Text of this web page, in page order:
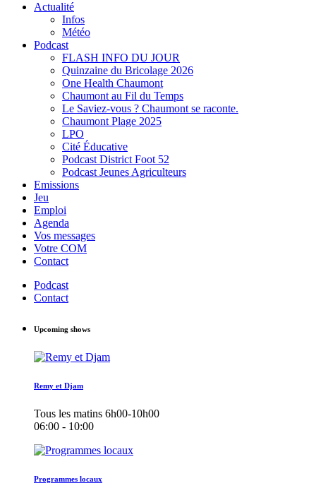
Actualité
Infos
Météo
Podcast
FLASH INFO DU JOUR
Quinzaine du Bricolage 2026
One Health Chaumont
Chaumont au Fil du Temps
Le Saviez-vous ? Chaumont se raconte.
Chaumont Plage 2025
LPO
Cité Éducative
Podcast District Foot 52
Podcast Jeunes Agriculteurs
Emissions
Jeu
Emploi
Agenda
Vos messages
Votre COM
Contact
Podcast
Contact
Upcoming shows
Remy et Djam
Tous les matins 6h00-10h00
06:00 - 10:00
Programmes locaux